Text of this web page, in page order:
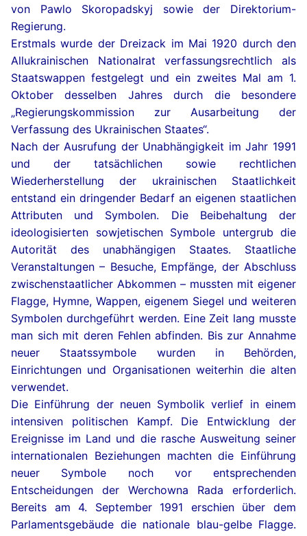
von Pawlo Skoropadskyj sowie der Direktorium-
Regierung.
Erstmals wurde der Dreizack im Mai 1920 durch den
Allukrainischen Nationalrat verfassungsrechtlich als
Staatswappen festgelegt und ein zweites Mal am 1.
Oktober desselben Jahres durch die besondere
„Regierungskommission zur Ausarbeitung der
Verfassung des Ukrainischen Staates“.
Nach der Ausrufung der Unabhängigkeit im Jahr 1991
und der tatsächlichen sowie rechtlichen
Wiederherstellung der ukrainischen Staatlichkeit
entstand ein dringender Bedarf an eigenen staatlichen
Attributen und Symbolen. Die Beibehaltung der
ideologisierten sowjetischen Symbole untergrub die
Autorität des unabhängigen Staates. Staatliche
Veranstaltungen – Besuche, Empfänge, der Abschluss
zwischenstaatlicher Abkommen – mussten mit eigener
Flagge, Hymne, Wappen, eigenem Siegel und weiteren
Symbolen durchgeführt werden. Eine Zeit lang musste
man sich mit deren Fehlen abfinden. Bis zur Annahme
neuer Staatssymbole wurden in Behörden,
Einrichtungen und Organisationen weiterhin die alten
verwendet.
Die Einführung der neuen Symbolik verlief in einem
intensiven politischen Kampf. Die Entwicklung der
Ereignisse im Land und die rasche Ausweitung seiner
internationalen Beziehungen machten die Einführung
neuer Symbole noch vor entsprechenden
Entscheidungen der Werchowna Rada erforderlich.
Bereits am 4. September 1991 erschien über dem
Parlamentsgebäude die nationale blau-gelbe Flagge.